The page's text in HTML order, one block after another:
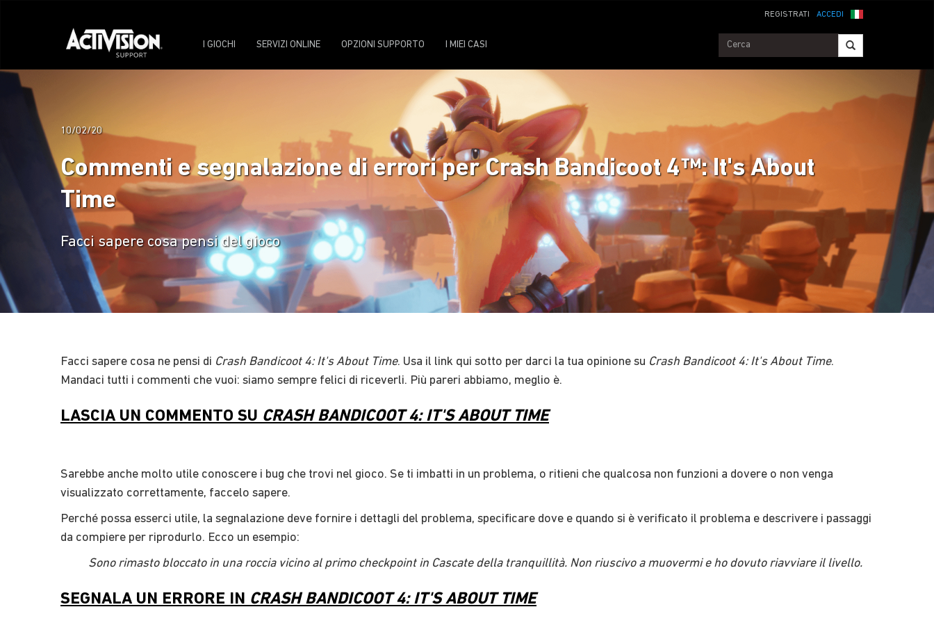
ACCEDI
REGISTRATI
I GIOCHI SERVIZI ONLINE OPZIONI SUPPORTO I MIEI CASI
10/02/20
Commenti e segnalazione di errori per Crash Bandicoot 4™: It's About
Time
Facci sapere cosa pensi del gioco
Facci sapere cosa ne pensi di ​ Crash Bandicoot 4: It's About Time​. Usa il link qui sotto per darci la tua opinione su ​ Crash Bandicoot 4: It's About Time​.
Mandaci tutti i commenti che vuoi: siamo sempre felici di riceverli. Più pareri abbiamo, meglio è.
LASCIA UN COMMENTO SU CRASH BANDICOOT 4: IT'S ABOUT TIME
Sarebbe anche molto utile conoscere i bug che trovi nel gioco. Se ti imbatti in un problema, o ritieni che qualcosa non funzioni a dovere o non venga
visualizzato correttamente, faccelo sapere.
Perché possa esserci utile, la segnalazione deve fornire i dettagli del problema, specificare dove e quando si è verificato il problema e descrivere i passaggi
da compiere per riprodurlo. Ecco un esempio:
Sono rimasto bloccato in una roccia vicino al primo checkpoint in Cascate della tranquillità. Non riuscivo a muovermi e ho dovuto riavviare il livello.
SEGNALA UN ERRORE IN CRASH BANDICOOT 4: IT'S ABOUT TIME